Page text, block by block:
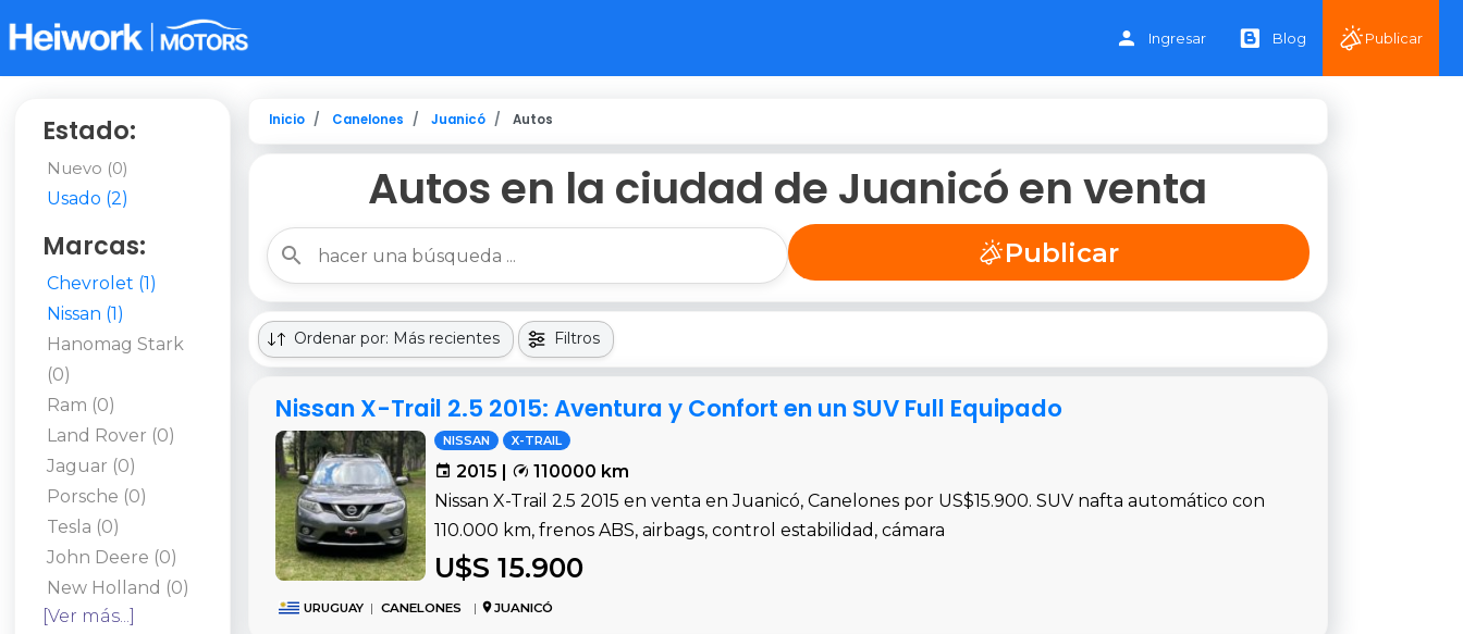
Ingresar Blog Publicar
Estado:
Nuevo (0)
Usado (2)
Marcas:
Chevrolet (1)
Nissan (1)
Hanomag Stark
(0)
Ram (0)
Land Rover (0)
Jaguar (0)
Porsche (0)
Tesla (0)
John Deere (0)
New Holland (0)
[Ver más...]
Inicio Canelones Juanicó Autos
Autos en la ciudad de Juanicó en venta
Publicar
Ordenar por: Más recientes Filtros
Nissan X-Trail 2.5 2015: Aventura y Confort en un SUV Full Equipado
NISSAN X-TRAIL
2015 |
110000 km
Nissan X-Trail 2.5 2015 en venta en Juanicó, Canelones por US$15.900. SUV nafta automático con
110.000 km, frenos ABS, airbags, control estabilidad, cámara
U$S 15.900
URUGUAY | CANELONES | JUANICÓ